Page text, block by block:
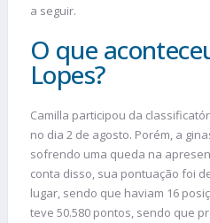
a seguir.
O que
Lopes?
Camilla participou da
no dia 2 de agosto. Porém, a
sofrendo uma queda na
conta disso, sua pontuação foi
lugar, sendo que haviam 16
teve 50.580 pontos, sendo que